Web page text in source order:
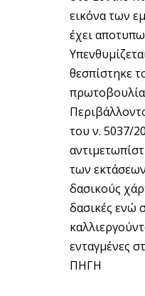
εικόνα των
έχει
θεσπίστηκε
του ν. 5037/
των
δασικούς
δασικές ενώ
ενταγμένες
ΠΗΓΗ